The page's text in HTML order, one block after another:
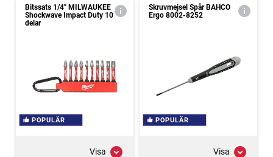
Bitssats 1/4" MILWAUKEE
Shockwave Impact Duty 10
delar
POPULÄR
Visa
Skruvmejsel Spår BAHCO
Ergo 8002-8252
POPULÄR
Visa